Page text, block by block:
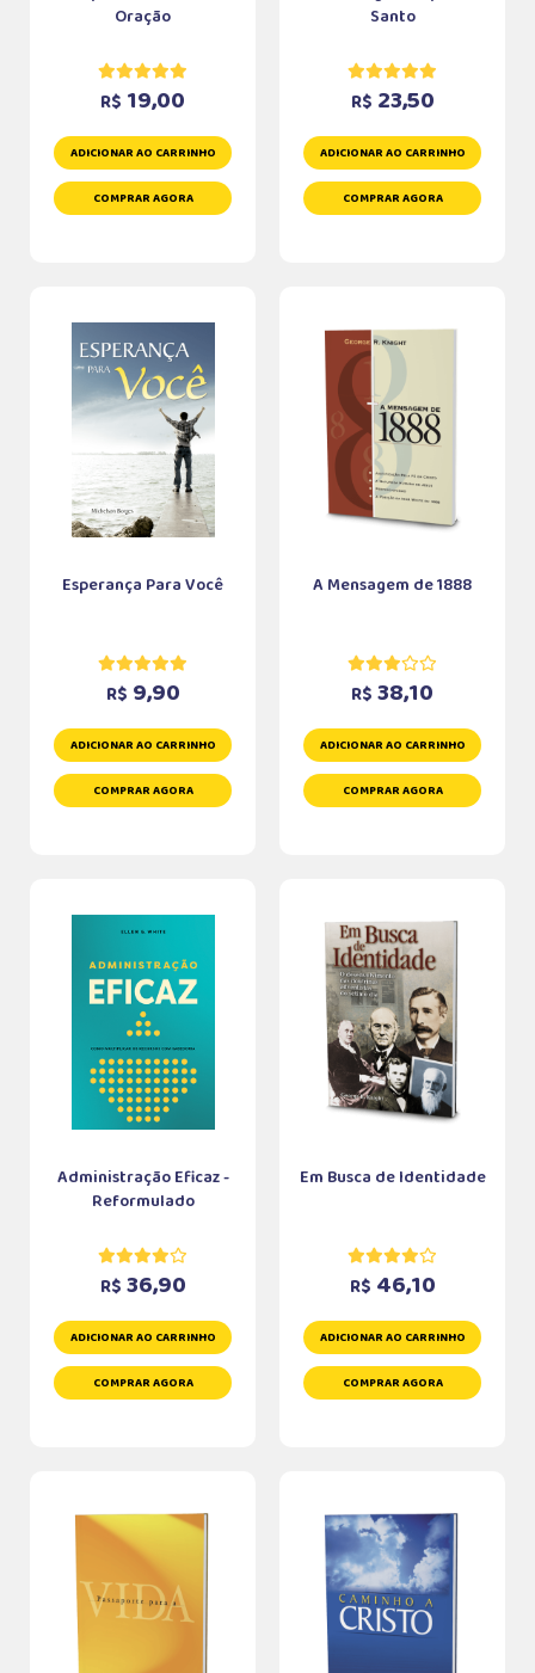
Oração
R$ 19,00
ADICIONAR AO CARRINHO
COMPRAR AGORA
Santo
R$ 23,50
ADICIONAR AO CARRINHO
COMPRAR AGORA
Esperança Para Você
R$ 9,90
ADICIONAR AO CARRINHO
COMPRAR AGORA
A Mensagem de 1888
R$ 38,10
ADICIONAR AO CARRINHO
COMPRAR AGORA
Administração Eficaz -
Reformulado
R$ 36,90
ADICIONAR AO CARRINHO
COMPRAR AGORA
Em Busca de Identidade
R$ 46,10
ADICIONAR AO CARRINHO
COMPRAR AGORA